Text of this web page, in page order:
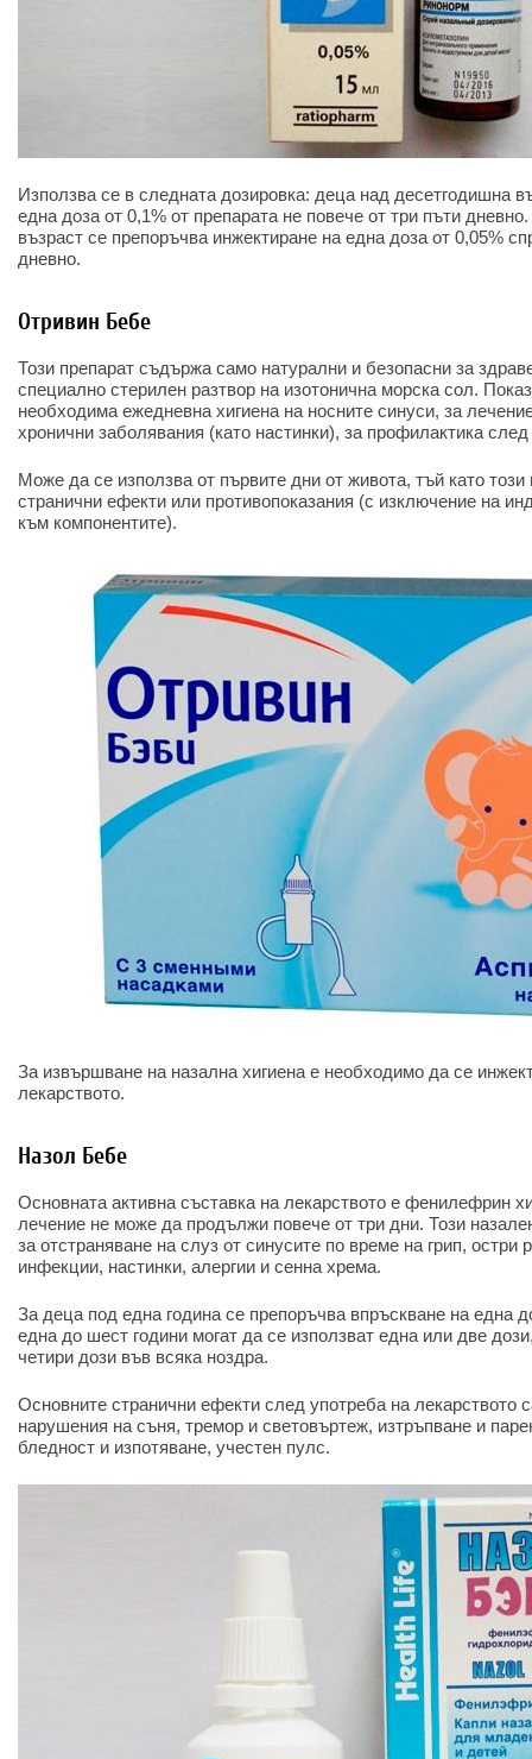
Използва се в следната дозировка: деца над десетгодишна
една доза от 0,1% от препарата не повече от три пъти
възраст се препоръчва инжектиране на една доза от 0,05%
дневно.
Отривин Бебе
Този препарат съдържа само натурални и безопасни за
специално стерилен разтвор на изотонична морска сол.
необходима ежедневна хигиена на носните синуси, за
хронични заболявания (като настинки), за профилактика
Може да се използва от първите дни от живота, тъй като
странични ефекти или противопоказания (с изключение на
към компонентите).
За извършване на назална хигиена е необходимо да се
лекарството.
Назол Бебе
Основната активна съставка на лекарството е фенилефрин
лечение не може да продължи повече от три дни. Този
за отстраняване на слуз от синусите по време на грип, остри
инфекции, настинки, алергии и сенна хрема.
За деца под една година се препоръчва впръскване на една
една до шест години могат да се използват една или две
четири дози във всяка ноздра.
Основните странични ефекти след употреба на лекарството
нарушения на съня, тремор и световъртеж, изтръпване и
бледност и изпотяване, учестен пулс.